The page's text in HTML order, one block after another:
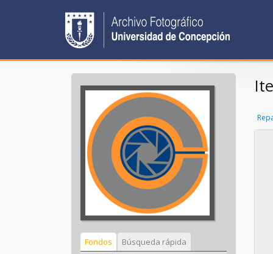
Fondos Búsqueda rápida